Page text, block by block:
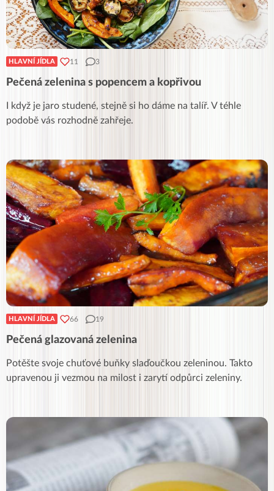
HLAVNÍ JÍDLA 11 3
Pečená zelenina s popencem a kopřivou
I když je jaro studené, stejně si ho dáme na talíř. V téhle
podobě vás rozhodně zahřeje.
HLAVNÍ JÍDLA 66 19
Pečená glazovaná zelenina
Potěšte svoje chuťové buňky slaďoučkou zeleninou. Takto
upravenou ji vezmou na milost i zarytí odpůrci zeleniny.